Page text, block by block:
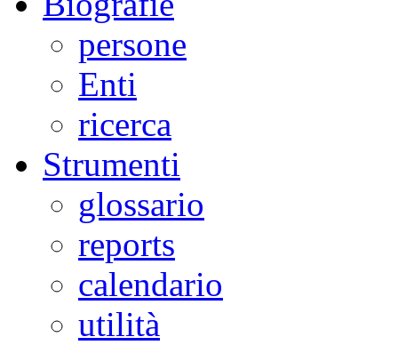
persone
Enti
ricerca
Strumenti
glossario
reports
calendario
utilità